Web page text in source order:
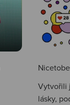
Vytvořili
lásky,